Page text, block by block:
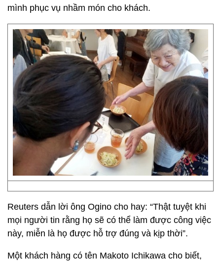
mình phục vụ nhầm món cho khách.
Reuters dẫn lời ông Ogino cho hay: “Thật tuyệt khi
mọi người tin rằng họ sẽ có thể làm được công việc
này, miễn là họ được hỗ trợ đúng và kịp thời”.
Một khách hàng có tên Makoto Ichikawa cho biết,